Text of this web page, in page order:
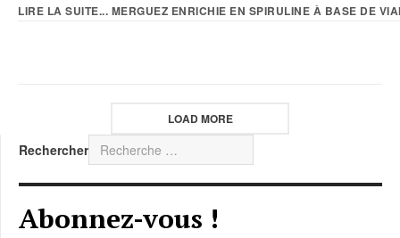
LIRE LA SUITE... MERGUEZ ENRICHIE EN SPIRULINE À BASE DE
LOAD MORE
Rechercher
Abonnez-vous !